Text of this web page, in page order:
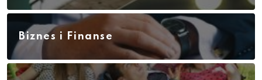
Biznes i Finanse